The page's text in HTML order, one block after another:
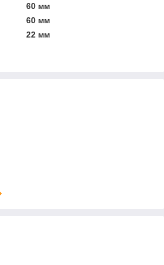
60 мм
60 мм
22 мм